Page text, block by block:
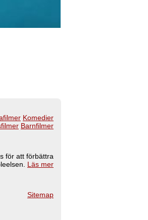
Komedier
Barnfilmer
för att förbättra
Läs mer
Sitemap